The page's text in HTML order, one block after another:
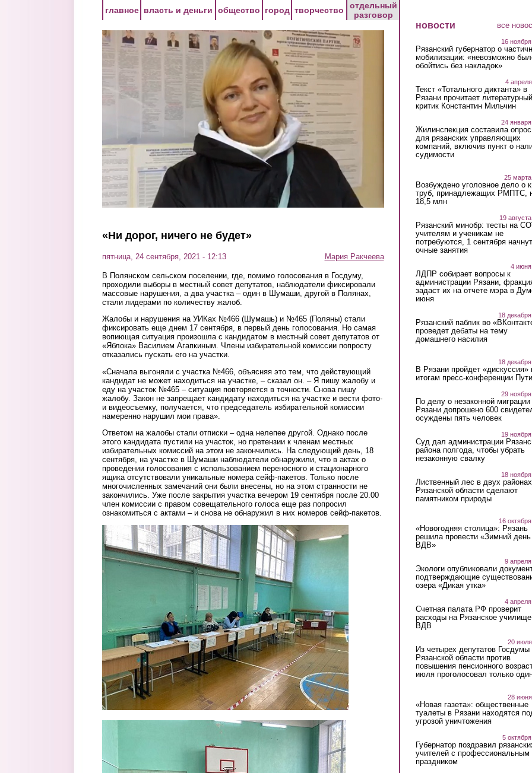
главное власть и деньги общество город творчество
отдельный
разговор
«Ни дорог, ничего не будет»
пятница, 24 сентября, 2021 - 12:13 Мария Ракчеева
В Полянском сельском поселении, где, помимо голосования в Госдуму,
проходили выборы в местный совет депутатов, наблюдатели фиксировали
массовые нарушения, а два участка – один в Шумаши, другой в Полянах,
стали лидерами по количеству жалоб.
Жалобы и нарушения на УИКах №466 (Шумашь) и №465 (Поляны) стали
фиксировать еще днем 17 сентября, в первый день голосования. Но самая
вопиющая ситуация произошла с кандидатом в местный совет депутатов от
«Яблока» Василием Агапкиным. Члены избирательной комиссии попросту
отказались пускать его на участки.
«Сначала выгоняли с участка №466, объясняя это тем, что действующий
кандидат не может находиться на участке, – сказал он. – Я пишу жалобу и
еду на участок №465 – ситуация повторяется в точности. Снова пишу
жалобу. Закон не запрещает кандидату находиться на участке и вести фото-
и видеосъемку, получается, что председатель избирательной комиссии
намеренно нарушил мои права».
Ответом на жалобы стали отписки – одна нелепее другой. Однако после
этого кандидата пустили на участок, но претензии к членам местных
избирательных комиссий на этом не закончились. На следующий день, 18
сентября, на участке в Шумаши наблюдатели обнаружили, что в актах о
проведении голосования с использованием переносного и стационарного
ящика отсутствовали уникальные номера сейф-пакетов. Только после
многочисленных замечаний они были внесены, но на этом странности не
закончились. Уже после закрытия участка вечером 19 сентября после 20.00
член комиссии с правом совещательного голоса еще раз попросил
ознакомиться с актами – и снова не обнаружил в них номеров сейф-пакетов.
polyany.jpg
новости все
16
Рязанский губернатор о
мобилизации: «невозможно
обойтись без накладок»
4
Текст «Тотального диктанта» в
Рязани прочитает литературный
критик Константин Мильчин
24
Жилинспекция составила
для рязанских управляющих
компаний, включив пункт о
судимости
25
Возбуждено уголовное дело о
труб, принадлежащих РМПТС,
18,5 млн
19
Рязанский минобр: тесты на
учителям и ученикам не
потребуются, 1 сентября
очные занятия
4 июня
ЛДПР собирает вопросы к
администрации Рязани,
задаст их на отчете мэра в
июня
18
Рязанский паблик во
проведет дебаты на тему
домашнего насилия
18
В Рязани пройдет «дискуссия»
итогам пресс-конференции
29
По делу о незаконной миграции
Рязани допрошено 600
осуждены пять человек
19
Суд дал администрации
района полгода, чтобы убрать
незаконную свалку
18
Лиственный лес в двух районах
Рязанской области сделают
памятником природы
16
«Новогодняя столица»: Рязань
решила провести «Зимний день
ВДВ»
9
Экологи опубликовали
подтверждающие
озера «Дикая утка»
4
Счетная палата РФ проверит
расходы на Рязанское училище
ВДВ
20
Из четырех депутатов Госдумы
Рязанской области против
повышения пенсионного
июля проголосовал только
28
«Новая газета»: общественные
туалеты в Рязани находятся
угрозой уничтожения
5
Губернатор поздравил
учителей с профессиональным
праздником